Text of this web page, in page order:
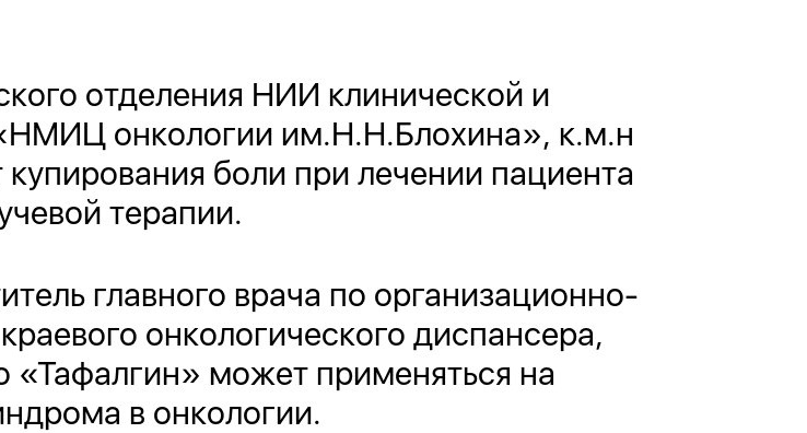
отделения НИИ клинической и
онкологии им.Н.Н.Блохина», к.м.н
боли при лечении пациента
терапии.
главного врача по организационно-
онкологического диспансера,
«Тафалгин» может применяться на
в онкологии.